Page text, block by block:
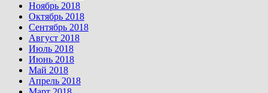
Ноябрь 2018
Октябрь 2018
Сентябрь 2018
Август 2018
Июль 2018
Июнь 2018
Май 2018
Апрель 2018